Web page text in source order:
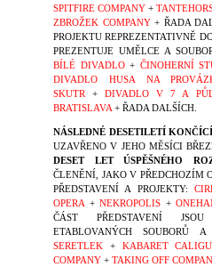
SPITFIRE COMPANY +
ZBROŽEK COMPANY+ ŘADA
PROJEKTU REPREZENTATIVNĚ
PREZENTUJE UMĚLCE A
BÍLÉ DIVADLO+ ČINOHERNÍ
DIVADLO HUSA NA
SKUTR + DIVADLO V 7 A
BRATISLAVA + ŘADA DALŠÍCH.
NÁSLEDNÉ DESETILETÍ
UZAVŘENO V JEHO MĚSÍCI
DESET LET ÚSPĚŠNÉHO
ČLENĚNÍ, JAKO V PŘEDCHOZÍM
PŘEDSTAVENÍ A PROJEKTY:
OPERA +NEKROPOLIS +
ČÁST PŘEDSTAVENÍ
ETABLOVANÝCH SOUBORŮ
SERETLEK + KABARET
COMPANY +TAKING OFF